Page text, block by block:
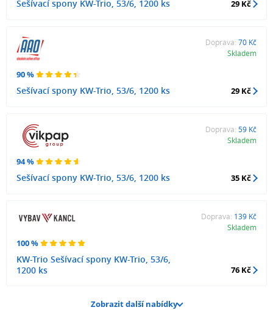
Sešívací spony KW-Trio, 53/6, 1200 ks 29 Kč
90 %
Sešívací spony KW-Trio, 53/6, 1200 ks
Doprava: 70 Kč
Skladem
29 Kč
94 %
Sešívací spony KW-Trio, 53/6, 1200 ks
Doprava: 59 Kč
Skladem
35 Kč
100 %
KW-Trio Sešívací spony KW-Trio, 53/6,
1200 ks
Doprava: 139 Kč
Skladem
76 Kč
Zobrazit další nabídky